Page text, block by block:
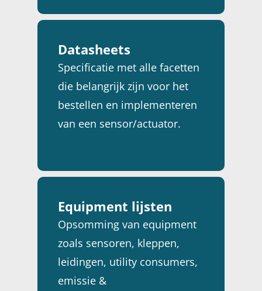
Datasheets
Specificatie met alle facetten
die belangrijk zijn voor het
bestellen en implementeren
van een sensor/actuator.
Equipment lijsten
Opsomming van equipment
zoals sensoren, kleppen,
leidingen, utility consumers,
emissie &